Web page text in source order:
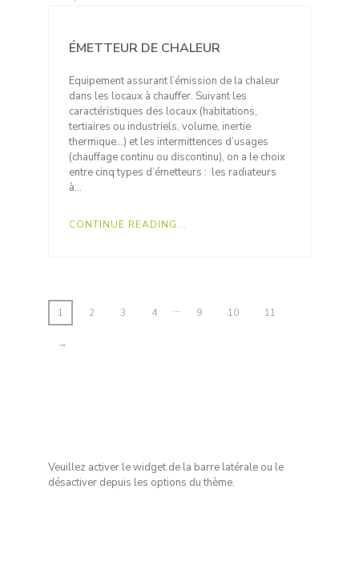
ÉMETTEUR DE CHALEUR
Equipement assurant l’émission de la chaleur
dans les locaux à chauffer. Suivant les
caractéristiques des locaux (habitations,
tertiaires ou industriels, volume, inertie
thermique…) et les intermittences d’usages
(chauffage continu ou discontinu), on a le choix
entre cinq types d’émetteurs : les radiateurs
à…
CONTINUE READING...
1 2 3 4 … 9 10 11
→
Veuillez activer le widget de la barre latérale ou le
désactiver depuis les options du thème.